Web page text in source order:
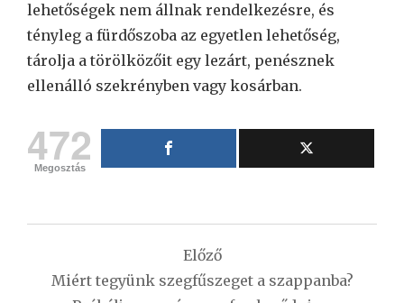
lehetőségek nem állnak rendelkezésre, és
tényleg a fürdőszoba az egyetlen lehetőség,
tárolja a törölközőit egy lezárt, penésznek
ellenálló szekrényben vagy kosárban.
472
Megosztás
navigáció
Előző
Miért tegyünk szegfűszeget a szappanba?